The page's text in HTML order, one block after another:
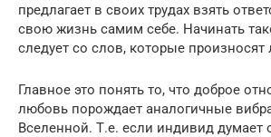
предлагает в своих трудах взять
свою жизнь самим себе. Начинать
следует со слов, которые
Главное это понять то, что доброе
любовь порождает аналогичные
Вселенной. Т.е. если индивид думает